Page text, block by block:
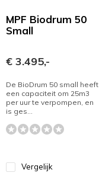
MPF Biodrum 50
Small
€ 3.495,-
De BioDrum 50 small heeft
een capaciteit om 25m3
per uur te verpompen, en
is ges...
Vergelijk